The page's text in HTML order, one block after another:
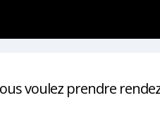
voulez prendre